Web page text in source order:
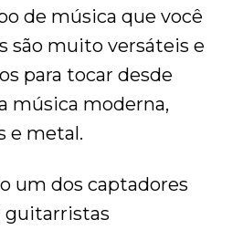
de música que você
são muito versáteis e
para tocar desde
música moderna,
e metal.
um dos captadores
guitarristas